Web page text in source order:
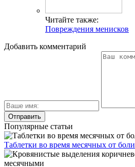
Читайте также:
Повреждения менисков
Добавить комментарий
Популярные статьи
Таблетки во время месячных от боли